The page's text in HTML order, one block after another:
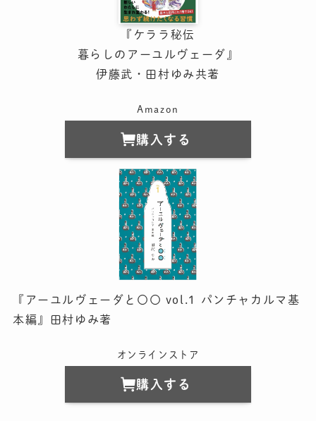
『ケララ秘伝
暮らしのアーユルヴェーダ』
伊藤武・田村ゆみ共著
Amazon
購入する
『アーユルヴェーダと〇〇 vol.1 パンチャカルマ基
本編』田村ゆみ著
オンラインストア
購入する